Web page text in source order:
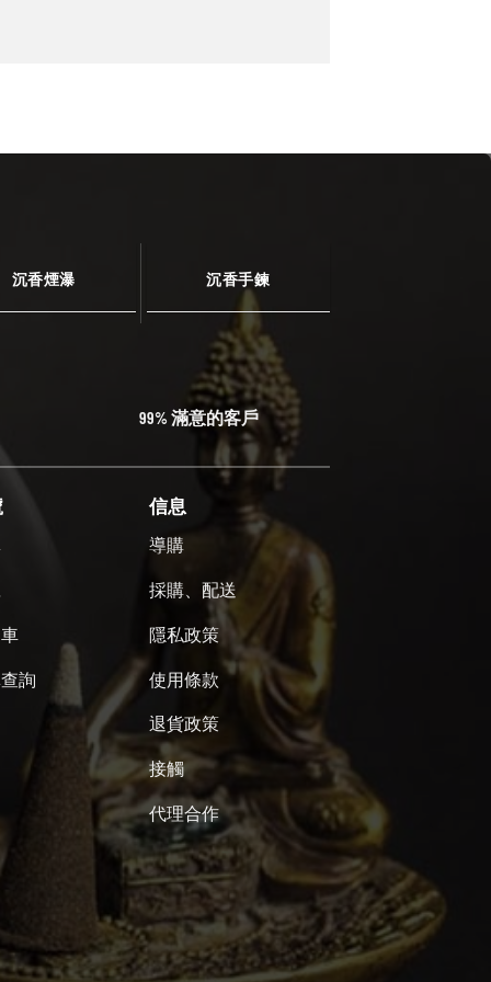
沉香煙瀑 沉香手鍊
99% 滿意的客戶
詢
信息
導購
採購、配送
隱私政策
使用條款
退貨政策
接觸
代理合作